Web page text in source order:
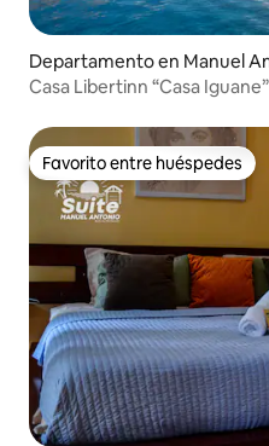
Departamento en Manuel
Casa Libertinn “Casa
Favorito entre huéspedes
Favorito entre huéspedes